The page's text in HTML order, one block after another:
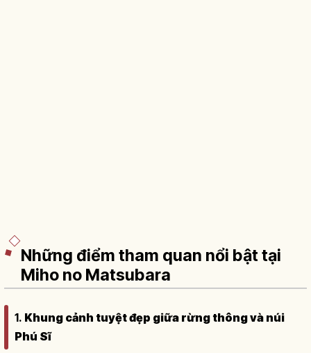
Những điểm tham quan nổi bật tại
Miho no Matsubara
1. Khung cảnh tuyệt đẹp giữa rừng thông và núi
Phú Sĩ